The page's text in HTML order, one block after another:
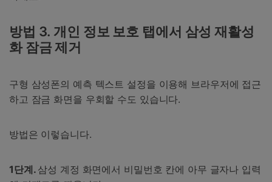
방법 3. 개인 정보 보호 탭에서 삼성 재활성
화 잠금 제거
구형 삼성폰의 예측 텍스트 설정을 이용해 브라우저에 접근
하고 잠금 화면을 우회할 수도 있습니다.
방법은 이렇습니다.
1단계. 삼성 계정 화면에서 비밀번호 칸에 아무 글자나 입력